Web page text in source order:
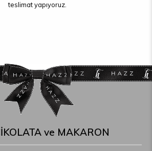
teslimat yapıyoruz.
ve MAKARON